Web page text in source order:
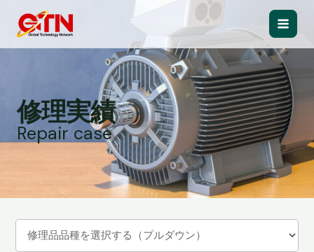
Main
修理実績
Repair case